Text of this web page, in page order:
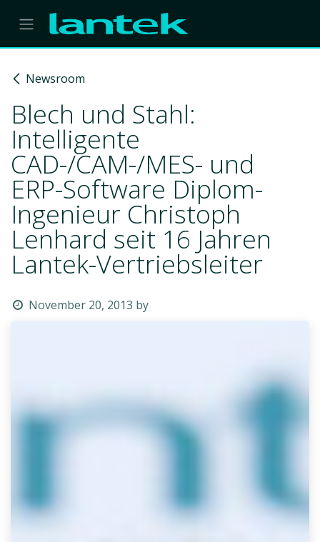
Skip to Content
Newsroom
Blech und Stahl:
Intelligente
CAD-/CAM-/MES- und
ERP-Software Diplom-
Ingenieur Christoph
Lenhard seit 16 Jahren
Lantek-Vertriebsleiter
November 20, 2013 by